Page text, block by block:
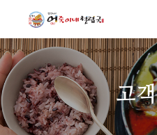
메뉴 바로가기
고